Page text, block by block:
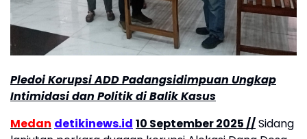
Pledoi Korupsi ADD Padangsidimpuan Ungkap
Intimidasi dan Politik di Balik Kasus
Medan detikinews.id 10 September 2025//Sidang